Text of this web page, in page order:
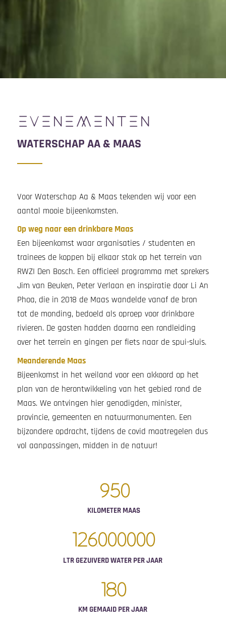
EVENEMENTEN
WATERSCHAP AA & MAAS
Voor Waterschap Aa & Maas tekenden wij voor een
aantal mooie bijeenkomsten.
Op weg naar een drinkbare Maas
Een bijeenkomst waar organisaties / studenten en
trainees de koppen bij elkaar stak op het terrein van
RWZI Den Bosch. Een officieel programma met sprekers
Jim van Beuken, Peter Verlaan en inspiratie door Li An
Phoa, die in 2018 de Maas wandelde vanaf de bron
tot de monding, bedoeld als oproep voor drinkbare
rivieren. De gasten hadden daarna een rondleiding
over het terrein en gingen per fiets naar de spui-sluis.
Meanderende Maas
Bijeenkomst in het weiland voor een akkoord op het
plan van de herontwikkeling van het gebied rond de
Maas. We ontvingen hier genodigden, minister,
provincie, gemeenten en natuurmonumenten. Een
bijzondere opdracht, tijdens de covid maatregelen dus
vol aanpassingen, midden in de natuur!
950
KILOMETER MAAS
126000000
LTR GEZUIVERD WATER PER JAAR
180
KM GEMAAID PER JAAR